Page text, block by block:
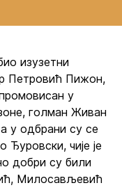
изузетни
Петровић Пижон,
у
голман Живан
у одбрани су се
чије је
добри су били
Милосављевић